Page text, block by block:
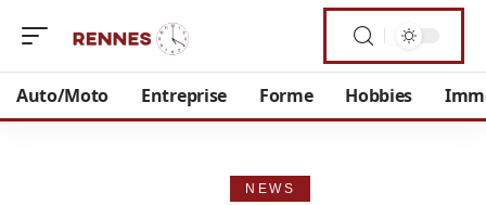
Auto/Moto Entreprise Forme Hobbies
NEWS